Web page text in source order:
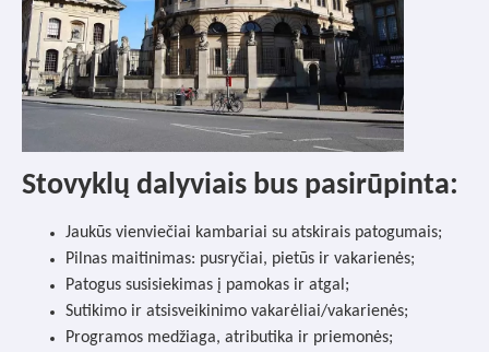
Stovyklų dalyviais bus pasirūpinta:
Jaukūs vienviečiai kambariai su atskirais patogumais;
Pilnas maitinimas: pusryčiai, pietūs ir vakarienės;
Patogus susisiekimas į pamokas ir atgal;
Sutikimo ir atsisveikinimo vakarėliai/vakarienės;
Programos medžiaga, atributika ir priemonės;